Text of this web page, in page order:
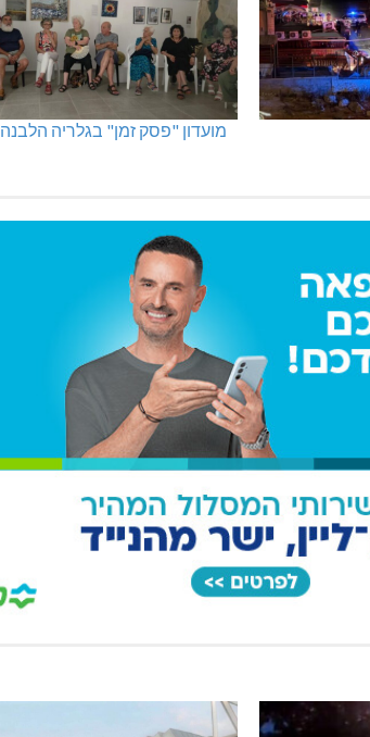
מועדון "פסק זמן" בגלריה הלבנה